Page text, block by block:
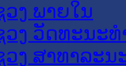
ງ ພາຍໃນ
ງ ວັດທະນະ
ງ ສາທາລະນ